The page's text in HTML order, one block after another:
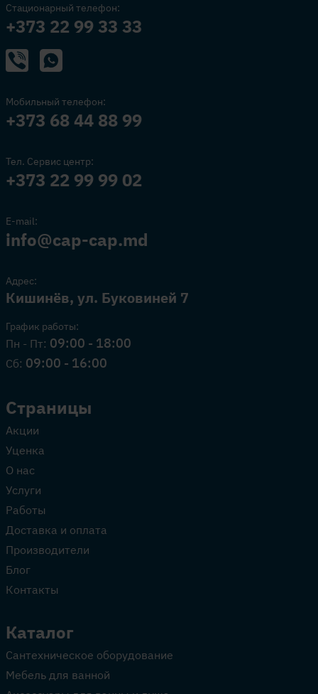
Стационарный телефон:
+373 22 99 33 33
Мобильный телефон:
+373 68 44 88 99
Тел. Сервис центр:
+373 22 99 99 02
E-mail:
info@cap-cap.md
Адрес:
Кишинёв, ул. Буковиней 7
График работы:
Пн - Пт: 09:00 - 18:00
Сб: 09:00 - 16:00
Страницы
Акции
Уценка
О нас
Услуги
Работы
Доставка и оплата
Производители
Блог
Контакты
Каталог
Сантехническое оборудование
Мебель для ванной